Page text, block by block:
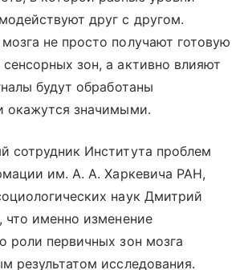
друг с другом.
не просто получают готовую
зон, а активно влияют
будут обработаны
окажутся значимыми.
сотрудник Института проблем
им. А. А. Харкевича РАН,
наук Дмитрий
что именно изменение
роли первичных зон мозга
результатом исследования.